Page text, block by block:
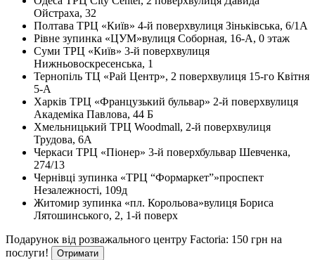
Ойстраха, 32
Полтава ТРЦ «Київ» 4-й поверхвулиця Зіньківська, 6/1А
Рівне зупинка «ЦУМ»вулиця Соборная, 16-А, 0 этаж
Суми ТРЦ «Київ» 3-й поверхвулиця
Нижньовоскресенська, 1
Тернопіль ТЦ «Рай Центр», 2 поверхвулиця 15-го Квітня
5-А
Харків ТРЦ «Французький бульвар» 2-й поверхвулиця
Академіка Павлова, 44 Б
Хмельницький ТРЦ Woodmall, 2-й поверхвулиця
Трудова, 6А
Черкаси ТРЦ «Піонер» 3-й поверхбульвар Шевченка,
274/13
Чернівці зупинка «ТРЦ “Формаркет”»проспект
Незалежності, 109д
Житомир зупинка «пл. Корольова»вулиця Бориса
Лятошинського, 2, 1-й поверх
Подарунок від розважального центру Factoria: 150 грн на
послуги!
Отримати